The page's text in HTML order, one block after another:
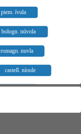
piem. ívula
bologn. núvola
romagn. nuvla
castell. níoule